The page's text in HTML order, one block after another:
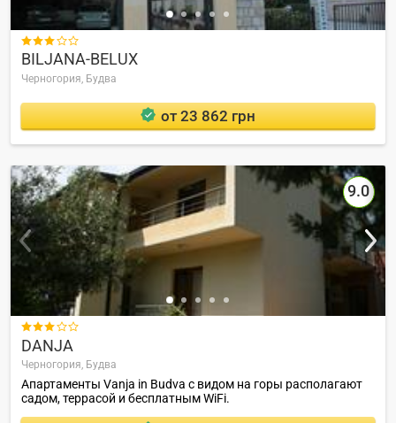

BILJANA-BELUX
Черногория, Будва
от 23 862 грн
9.0

DANJA
Черногория, Будва
Апартаменты Vanja in Budva с видом на горы располагают
садом, террасой и бесплатным WiFi.